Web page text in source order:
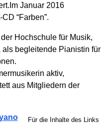
Januar 2016
“Farben”.
Hochschule für Musik,
begleitende Pianistin für
aktiv,
aus Mitgliedern der
Für die Inhalte des Links